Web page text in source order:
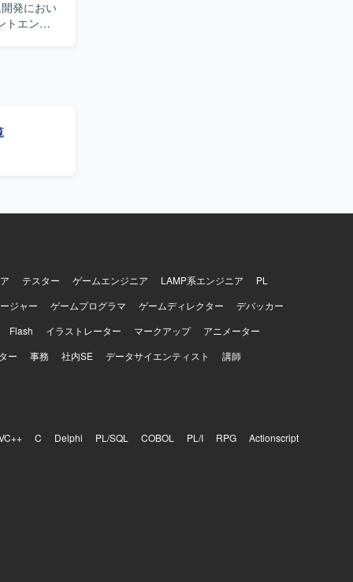
トエンド
テスター ゲームエンジニア LAMP系エンジニア
PL
ジャー
ゲームプログラマ ゲームディレクター
デバッカー
Flash
イラストレーター マークアップ
アニメーター
ー
事務 社内SE データサイエンティスト 講師
C Delphi PL/SQL COBOL PL/I RPG Actionscript